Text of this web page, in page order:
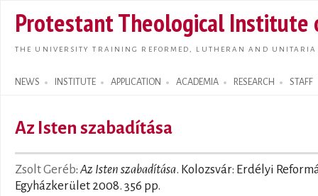
main
Protestant Theological Institute
THE UNIVERSITY TRAINING REFORMED, LUTHERAN AND
NEWS INSTITUTE APPLICATION ACADEMIA RESEARCH STAFF
Search form
Az Isten szabadítása
Zsolt Geréb: Az Isten szabadítása. Kolozsvár: Erdélyi
Egyházkerület 2008. 356 pp.